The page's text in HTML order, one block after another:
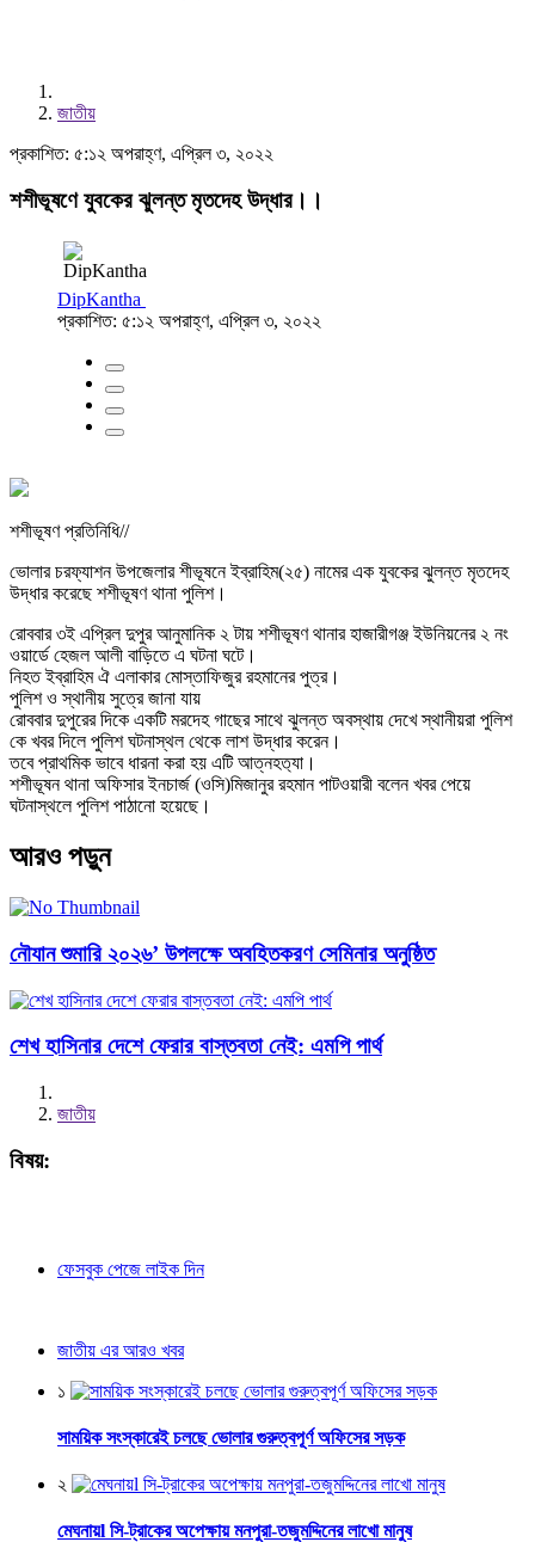
জাতীয়
প্রকাশিত: ৫:১২ অপরাহ্ণ, এপ্রিল ৩, ২০২২
শশীভূষণে যুবকের ঝুলন্ত মৃতদেহ উদ্ধার।।
DipKantha
প্রকাশিত: ৫:১২ অপরাহ্ণ, এপ্রিল ৩, ২০২২
শশীভূষণ প্রতিনিধি//
ভোলার চরফ্যাশন উপজেলার শীভূষনে ইব্রাহিম(২৫) নামের এক যুবকের ঝুলন্ত মৃতদেহ
উদ্ধার করেছে শশীভূষণ থানা পুলিশ।
রোববার ৩ই এপ্রিল দুপুর আনুমানিক ২ টায় শশীভূষণ থানার হাজারীগঞ্জ ইউনিয়নের ২ নং
ওয়ার্ডে হেজল আলী বাড়িতে এ ঘটনা ঘটে।
নিহত ইব্রাহিম ঐ এলাকার মোস্তাফিজুর রহমানের পুত্র।
পুলিশ ও স্থানীয় সুত্রে জানা যায়
রোববার দুপুরের দিকে একটি মরদেহ গাছের সাথে ঝুলন্ত অবস্থায় দেখে স্থানীয়রা পুলিশ
কে খবর দিলে পুলিশ ঘটনাস্থল থেকে লাশ উদ্ধার করেন।
তবে প্রাথমিক ভাবে ধারনা করা হয় এটি আত্নহত‍্যা।
শশীভূষন থানা অফিসার ইনচার্জ (ওসি)মিজানুর রহমান পাটওয়ারী বলেন খবর পেয়ে
ঘটনাস্থলে পুলিশ পাঠানো হয়েছে।
আরও পড়ুন
নৌযান শুমারি ২০২৬’ উপলক্ষে অবহিতকরণ সেমিনার অনুষ্ঠিত
শেখ হাসিনার দেশে ফেরার বাস্তবতা নেই: এমপি পার্থ
জাতীয়
বিষয়:
ফেসবুক পেজে লাইক দিন
জাতীয় এর আরও খবর
১
সাময়িক সংস্কারেই চলছে ভোলার গুরুত্বপূর্ণ অফিসের সড়ক
২
মেঘনায়l সি-ট্রাকের অপেক্ষায় মনপুরা-তজুমদ্দিনের লাখো মানুষ